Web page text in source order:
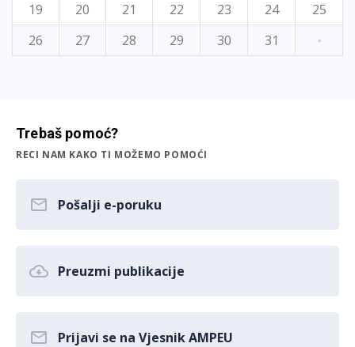
19
20 21 22 23 24
25
26
27 28 29 30 31 ·
Trebaš pomoć?
RECI NAM KAKO TI MOŽEMO POMOĆI
Pošalji e-poruku
Preuzmi publikacije
Prijavi se na Vjesnik AMPEU